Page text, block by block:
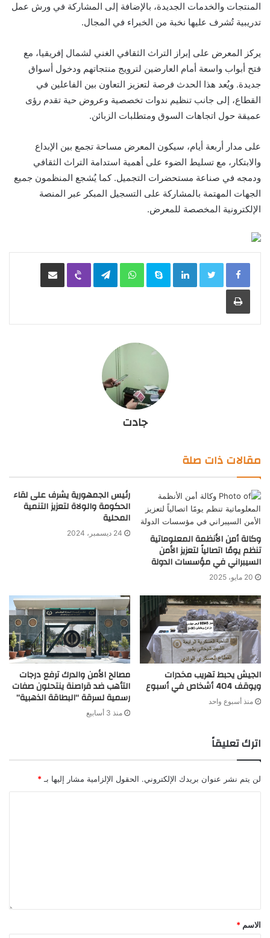
المنتجات والخدمات الجديدة، بالإضافة إلى المشاركة في ورش عمل
تدريبية تُشرف عليها نخبة من الخبراء في المجال.
يركز المعرض على إبراز التراث الثقافي الغني لشمال إفريقيا، مع
فتح أبواب واسعة أمام العارضين لترويج منتجاتهم ودخول أسواق
جديدة. ويُعد هذا الحدث فرصة لتعزيز التعاون بين الفاعلين في
القطاع، إلى جانب تنظيم ندوات تخصصية وعروض حية تقدم رؤى
عميقة حول اتجاهات السوق ومتطلبات الزبائن.
على مدار أربعة أيام، سيكون المعرض مساحة تجمع بين الإبداع
والابتكار، مع تسليط الضوء على أهمية استدامة التراث الثقافي
ودمجه في صناعة مستحضرات التجميل. كما يُشجع المنظمون جميع
الجهات المهتمة بالمشاركة على التسجيل المبكر عبر المنصة
الإلكترونية المخصصة للمعرض.
LinkedIn
Skype
WhatsApp
Telegram
Viber مشاركة عبر البريد
طباعة
جادت
مقالات ذات صلة
وكالة أمن الأنظمة المعلوماتية
تنظم يومًا اتصالياً لتعزيز الأمن
السيبراني في مؤسسات الدولة
20 مايو، 2025
رئيس الجمهورية يشرف على لقاء
الحكومة والولاة لتعزيز التنمية
المحلية
24 ديسمبر، 2024
الجيش يحبط تهريب مخدرات
ويوقف 404 أشخاص في أسبوع
منذ أسبوع واحد
مصالح الأمن والدرك ترفع درجات
التأهب ضد قراصنة ينتحلون صفات
رسمية لسرقة “البطاقة الذهبية”
منذ 3 أسابيع
اترك تعليقاً
لن يتم نشر عنوان بريدك الإلكتروني. الحقول الإلزامية مشار إليها بـ *
الاسم *